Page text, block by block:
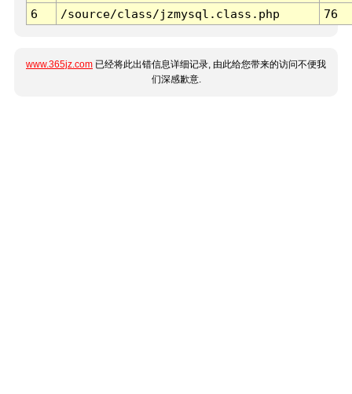
6
/source/class/jzmysql.class.php 76
www.365jz.com 已经将此出错信息详细记录, 由此给您带来的访问不便我
们深感歉意.